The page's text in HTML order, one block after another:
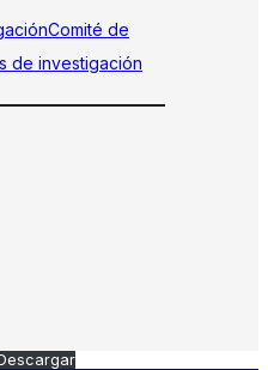
Comité de
de investigación